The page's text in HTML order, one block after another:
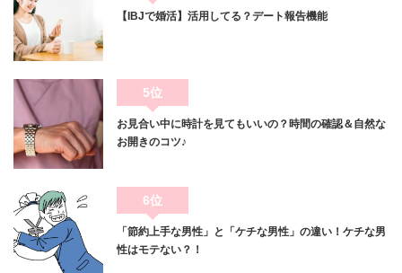
【IBJで婚活】活用してる？デート報告機能
5位
お見合い中に時計を見てもいいの？時間の確認＆自然な
お開きのコツ♪
6位
「節約上手な男性」と「ケチな男性」の違い！ケチな男
性はモテない？！